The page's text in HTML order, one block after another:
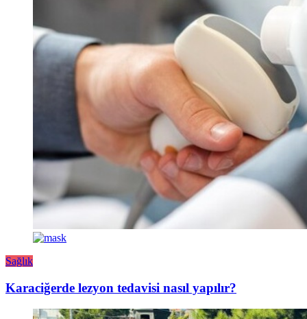
Sağlık
Karaciğerde lezyon tedavisi nasıl yapılır?